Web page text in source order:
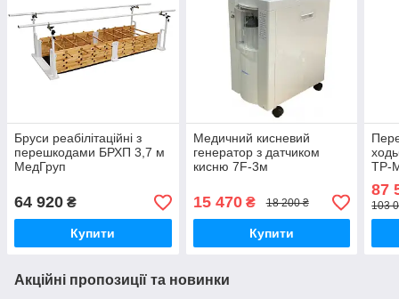
Бруси реабілітаційні з
перешкодами БРХП 3,7 м
МедГруп
64 920 ₴
Купити
Медичний кисневий
генератор з датчиком
кисню 7F-3м
15 470₴ 18 200 ₴
Купити
ТР-
87
103
Акційні пропозиції та новинки